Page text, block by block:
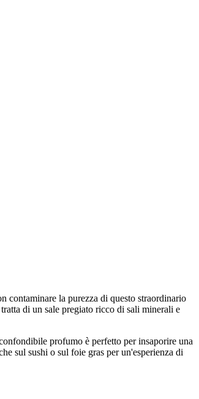
contaminare la purezza di questo straordinario
di un sale pregiato ricco di sali minerali e
profumo è perfetto per insaporire una
sul sushi o sul foie gras per un'esperienza di